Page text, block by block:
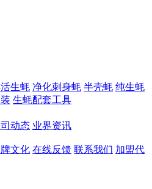
生蚝 净化刺身蚝 半壳蚝 纯生蚝
生蚝配套工具
动态 业界资讯
文化 在线反馈 联系我们 加盟代